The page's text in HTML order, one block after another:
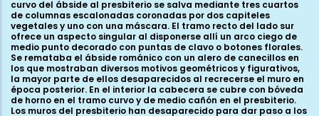
curvo del ábside al presbiterio se salva mediante tres cuartos
de columnas escalonadas coronadas por dos capiteles
vegetales y uno con una máscara. El tramo recto del lado sur
ofrece un aspecto singular al disponerse allí un arco ciego de
medio punto decorado con puntas de clavo o botones florales.
Se remataba el ábside románico con un alero de canecillos en
los que mostraban diversos motivos geométricos y figurativos,
la mayor parte de ellos desaparecidos al recrecerse el muro en
época posterior. En el interior la cabecera se cubre con bóveda
de horno en el tramo curvo y de medio cañón en el presbiterio.
Los muros del presbiterio han desaparecido para dar paso a los